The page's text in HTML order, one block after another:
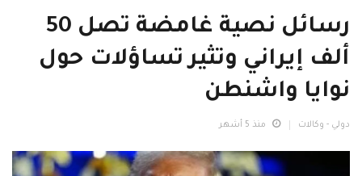
رسائل نصية غامضة تصل 50
ألف إيراني وتثير تساؤلات حول
نوايا واشنطن
دولي - وكالات منذ 5 أشهر